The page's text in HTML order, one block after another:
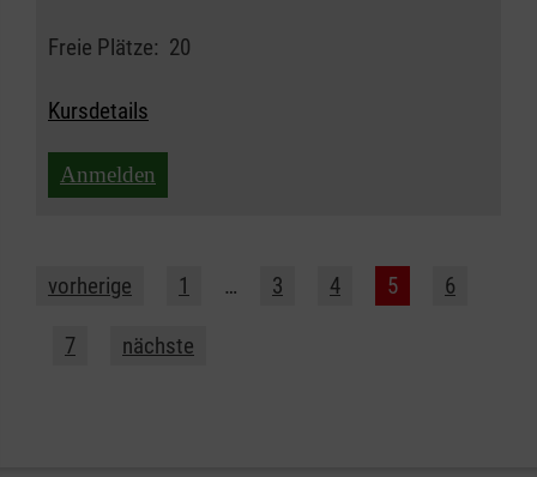
Freie Plätze: 20
Kursdetails
Anmelden
vorherige 1 … 3 4 5 6
7 nächste